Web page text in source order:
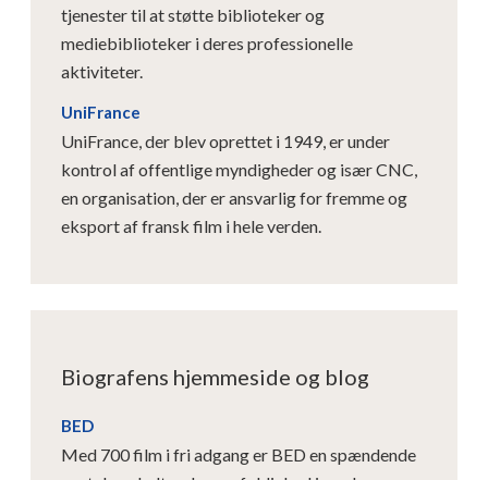
tjenester til at støtte biblioteker og
mediebiblioteker i deres professionelle
aktiviteter.
UniFrance
UniFrance, der blev oprettet i 1949, er under
kontrol af offentlige myndigheder og især CNC,
en organisation, der er ansvarlig for fremme og
eksport af fransk film i hele verden.
Biografens hjemmeside og blog
BED
Med 700 film i fri adgang er BED en spændende